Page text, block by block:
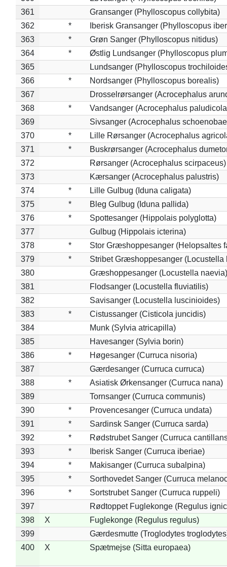
361
Gransanger (Phylloscopus collybita)
362
*
Iberisk Gransanger (Phylloscopus
363
*
Grøn Sanger (Phylloscopus nitidus)
364
*
Østlig Lundsanger (Phylloscopus
365
Lundsanger (Phylloscopus
366
*
Nordsanger (Phylloscopus borealis)
367
Drosselrørsanger (Acrocephalus
368
*
Vandsanger (Acrocephalus
369
Sivsanger (Acrocephalus
370
*
Lille Rørsanger (Acrocephalus
371
*
Buskrørsanger (Acrocephalus
372
Rørsanger (Acrocephalus scirpaceus)
373
Kærsanger (Acrocephalus palustris)
374
*
Lille Gulbug (Iduna caligata)
375
*
Bleg Gulbug (Iduna pallida)
376
*
Spottesanger (Hippolais polyglotta)
377
Gulbug (Hippolais icterina)
378
*
Stor Græshoppesanger (Helopsaltes
379
*
Stribet Græshoppesanger (Locustella
380
Græshoppesanger (Locustella naevia)
381
Flodsanger (Locustella fluviatilis)
382
Savisanger (Locustella luscinioides)
383
*
Cistussanger (Cisticola juncidis)
384
Munk (Sylvia atricapilla)
385
Havesanger (Sylvia borin)
386
*
Høgesanger (Curruca nisoria)
387
Gærdesanger (Curruca curruca)
388
*
Asiatisk Ørkensanger (Curruca nana)
389
Tornsanger (Curruca communis)
390
*
Provencesanger (Curruca undata)
391
*
Sardinsk Sanger (Curruca sarda)
392
*
Rødstrubet Sanger (Curruca
393
*
Iberisk Sanger (Curruca iberiae)
394
*
Makisanger (Curruca subalpina)
395
*
Sorthovedet Sanger (Curruca
396
*
Sortstrubet Sanger (Curruca ruppeli)
397
Rødtoppet Fuglekonge (Regulus
398
X
Fuglekonge (Regulus regulus)
399
Gærdesmutte (Troglodytes
400
X Spætmejse (Sitta europaea)